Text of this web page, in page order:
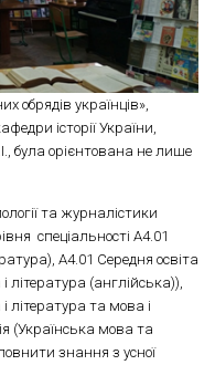
обрядів українців»,
історії України,
була орієнтована не лише
та журналістики
спеціальності А4.01
А4.01 Середня освіта
література (англійська)),
література та мова і
(Українська мова та
знання з усної